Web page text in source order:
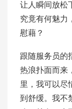
让人瞬间放松
究竟有何魅力
慰藉？
跟随服务员的
热浪扑面而来
里，我可以尽
到舒缓。我不